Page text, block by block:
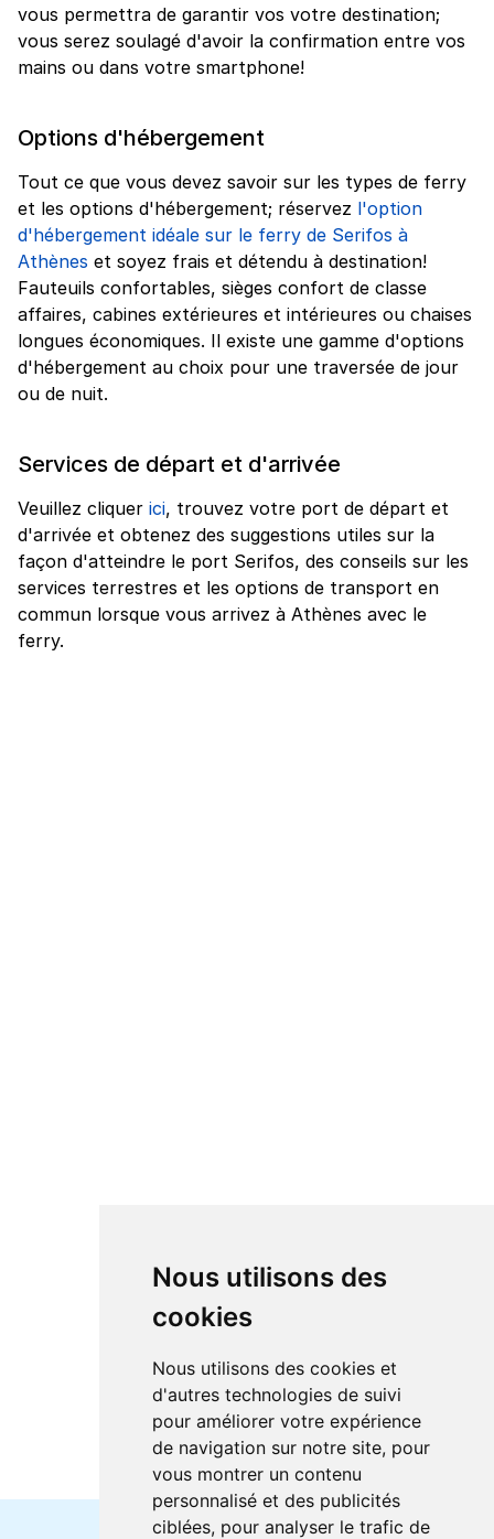
Nous utilisons des
cookies
Nous utilisons des cookies et
d'autres technologies de suivi
pour améliorer votre expérience
de navigation sur notre site, pour
vous montrer un contenu
personnalisé et des publicités
ciblées, pour analyser le trafic de
vous permettra de garantir vos votre destination;
vous serez soulagé d'avoir la confirmation entre vos
mains ou dans votre smartphone!
Options d'hébergement
Tout ce que vous devez savoir sur les types de ferry
et les options d'hébergement; réservez l'option
d'hébergement idéale sur le ferry de Serifos à
Athènes et soyez frais et détendu à destination!
Fauteuils confortables, sièges confort de classe
affaires, cabines extérieures et intérieures ou chaises
longues économiques. Il existe une gamme d'options
d'hébergement au choix pour une traversée de jour
ou de nuit.
Services de départ et d'arrivée
Veuillez cliquer ici, trouvez votre port de départ et
d'arrivée et obtenez des suggestions utiles sur la
façon d'atteindre le port Serifos, des conseils sur les
services terrestres et les options de transport en
commun lorsque vous arrivez à Athènes avec le
ferry.